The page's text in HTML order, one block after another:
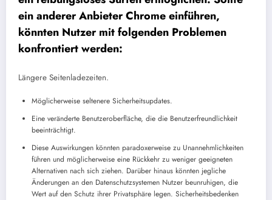
ein anderer Anbieter Chrome einführen,
könnten Nutzer mit folgenden Problemen
konfrontiert werden:
Längere Seitenladezeiten.
Möglicherweise seltenere Sicherheitsupdates.
Eine veränderte Benutzeroberfläche, die die Benutzerfreundlichkeit
beeinträchtigt.
Diese Auswirkungen könnten paradoxerweise zu Unannehmlichkeiten
führen und möglicherweise eine Rückkehr zu weniger geeigneten
Alternativen nach sich ziehen. Darüber hinaus könnten jegliche
Änderungen an den Datenschutzsystemen Nutzer beunruhigen, die
Wert auf den Schutz ihrer Privatsphäre legen. Sicherheitsbedenken